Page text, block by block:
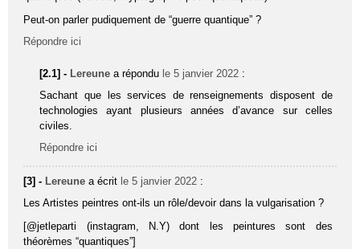
Peut-on parler pudiquement de “guerre quantique” ?
Répondre ici
[2.1] - Lereune a répondu le 5 janvier 2022 :
Sachant que les services de renseignements disposent de
technologies ayant plusieurs années d’avance sur celles
civiles.
Répondre ici
[3] - Lereune a écrit le 5 janvier 2022 :
Les Artistes peintres ont-ils un rôle/devoir dans la vulgarisation ?
[@jetleparti (instagram, N.Y) dont les peintures sont des
théorèmes “quantiques”]